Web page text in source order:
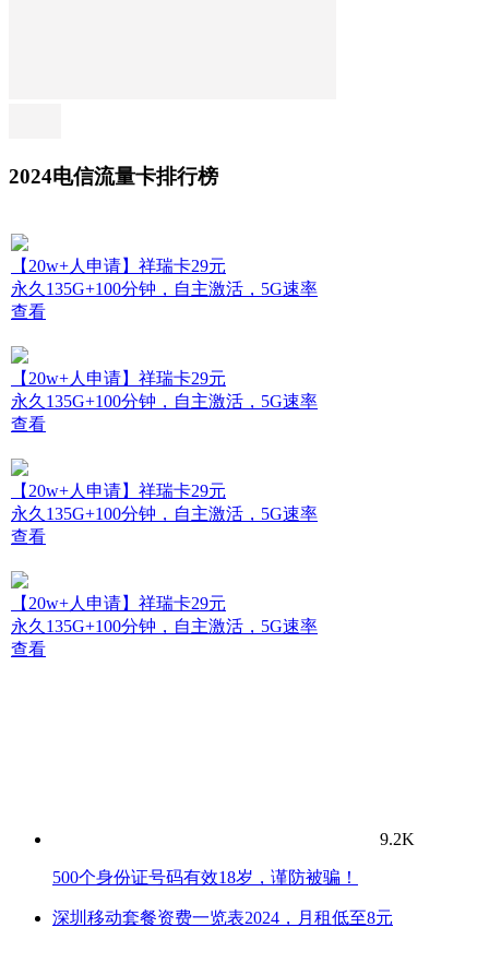
2024电信流量卡排行榜
【20w+人申请】祥瑞卡29元
永久135G+100分钟，自主激活，5G速率
查看
【20w+人申请】祥瑞卡29元
永久135G+100分钟，自主激活，5G速率
查看
【20w+人申请】祥瑞卡29元
永久135G+100分钟，自主激活，5G速率
查看
【20w+人申请】祥瑞卡29元
永久135G+100分钟，自主激活，5G速率
查看
9.2K
500个身份证号码有效18岁，谨防被骗！
深圳移动套餐资费一览表2024，月租低至8元